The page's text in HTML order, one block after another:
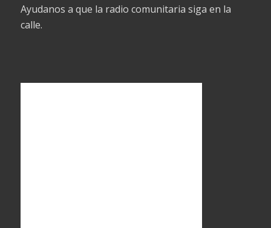
Ayudanos a que la radio comunitaria siga en la
calle.